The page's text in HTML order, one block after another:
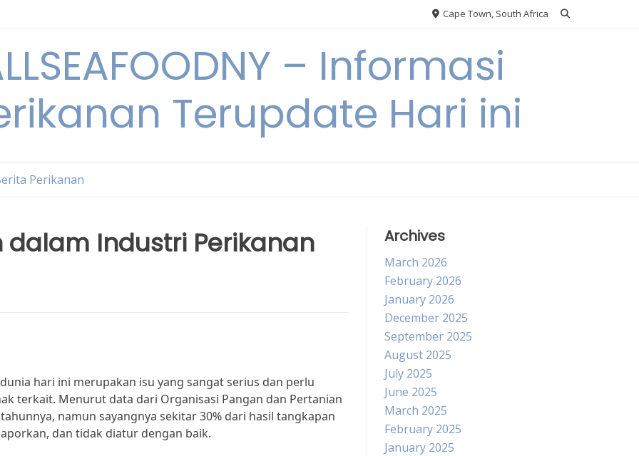
Cape Town, South Africa
– Informasi
Terupdate Hari ini
Perikanan
dalam Industri Perikanan
hari ini merupakan isu yang sangat serius dan perlu
terkait. Menurut data dari Organisasi Pangan dan Pertanian
namun sayangnya sekitar 30% dari hasil tangkapan
dan tidak diatur dengan baik.
Archives
March 2026
February 2026
January 2026
December 2025
September 2025
August 2025
July 2025
June 2025
March 2025
February 2025
January 2025